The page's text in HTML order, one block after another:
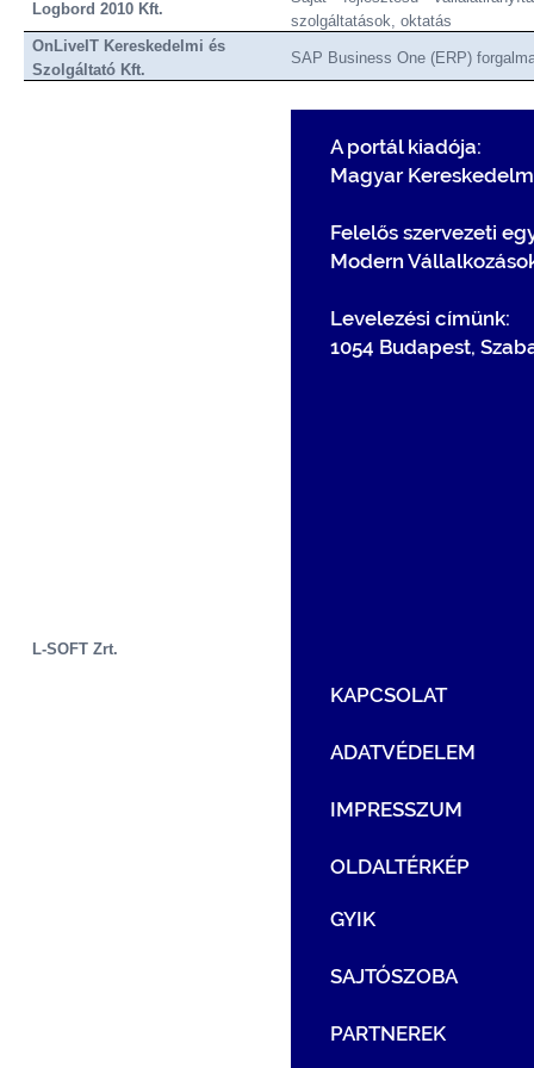
Logbord 2010 Kft.
szolgáltatások, oktatás
OnLiveIT Kereskedelmi és
Szolgáltató Kft.
SAP Business One (ERP)
L-SOFT Zrt.
A portál kiadója:
Magyar
Felelős szervezeti
Modern
Levelezési címünk:
1054 Budapest,
KAPCSOLAT
ADATVÉDELEM
IMPRESSZUM
OLDALTÉRKÉP
GYIK
SAJTÓSZOBA
PARTNEREK